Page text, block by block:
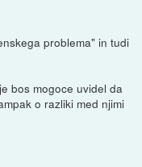
problema" in tudi
bos mogoce uvidel da
o razliki med njimi